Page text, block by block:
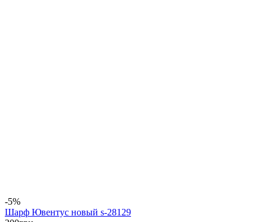
-5%
Шарф Ювентус новый s-28129